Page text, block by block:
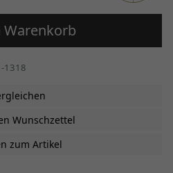
Warenkorb
1318
Wunschzettel
zum Artikel